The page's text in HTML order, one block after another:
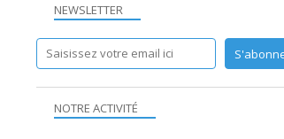
NEWSLETTER
NOTRE ACTIVITÉ